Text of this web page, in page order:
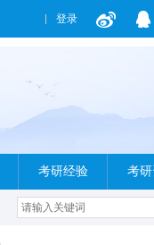
登录
考研经验 考